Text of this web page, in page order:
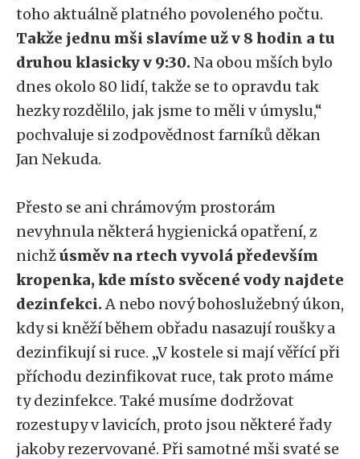
toho aktuálně platného povoleného počtu.
Takže jednu mši slavíme už v 8 hodin a tu
druhou klasicky v 9:30.Na obou mších bylo
dnes okolo 80 lidí, takže se to opravdu tak
hezky rozdělilo, jak jsme to měli v úmyslu,“
pochvaluje si zodpovědnost farníků děkan
Jan Nekuda.
Přesto se ani chrámovým prostorám
nevyhnula některá hygienická opatření, z
nichžúsměv na rtech vyvolá především
kropenka, kde místo svěcené vody najdete
dezinfekci.A nebo nový bohoslužebný úkon,
kdy si kněží během obřadu nasazují roušky a
dezinfikují si ruce. „V kostele si mají věřící při
příchodu dezinfikovat ruce, tak proto máme
ty dezinfekce. Také musíme dodržovat
rozestupy v lavicích, proto jsou některé řady
jakoby rezervované. Při samotné mši svaté se